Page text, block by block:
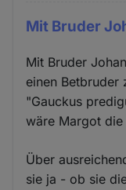
Mit Bruder
Mit Bruder
einen Betbruder
"Gauckus
wäre Margot die
Über
sie ja - ob sie